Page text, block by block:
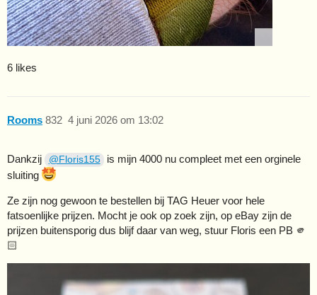
6 likes
Rooms 4 juni 2026 om 13:02
832
Dankzij @Floris155
is mijn 4000 nu compleet met een orginele
sluiting
Ze zijn nog gewoon te bestellen bij TAG Heuer voor hele
fatsoenlijke prijzen. Mocht je ook op zoek zijn, op eBay zijn de
prijzen buitensporig dus blijf daar van weg, stuur Floris een PB 🫵
🏻